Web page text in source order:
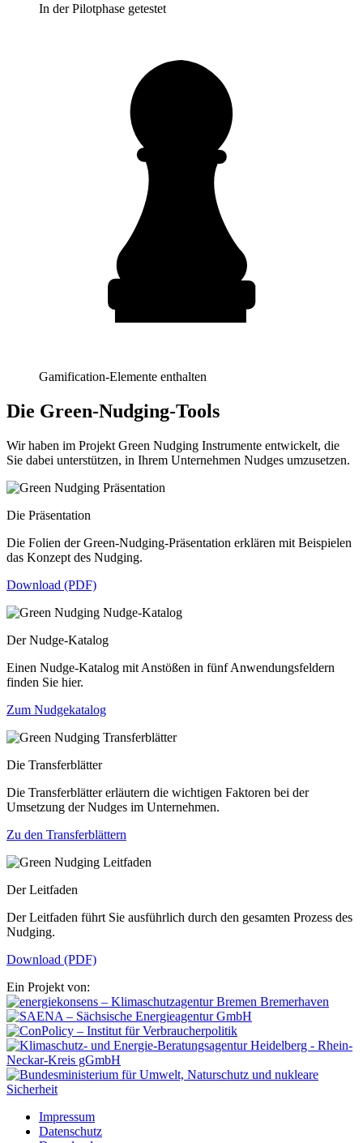
In der Pilotphase getestet
Gamification-Elemente enthalten
Die Green-Nudging-Tools
Wir haben im Projekt Green Nudging Instrumente entwickelt, die
Sie dabei unterstützen, in Ihrem Unternehmen Nudges umzusetzen.
Die Präsentation
Die Folien der Green-Nudging-Präsentation erklären mit Beispielen
das Konzept des Nudging.
Download (PDF)
Der Nudge-Katalog
Einen Nudge-Katalog mit Anstößen in fünf Anwendungsfeldern
finden Sie hier.
Zum Nudgekatalog
Die Transferblätter
Die Transferblätter erläutern die wichtigen Faktoren bei der
Umsetzung der Nudges im Unternehmen.
Zu den Transferblättern
Der Leitfaden
Der Leitfaden führt Sie ausführlich durch den gesamten Prozess des
Nudging.
Download (PDF)
Ein Projekt von:
Impressum
Datenschutz